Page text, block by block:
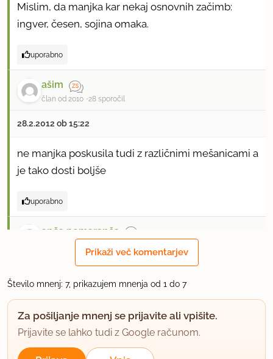
Mislim, da manjka kar nekaj osnovnih začimb:
ingver, česen, sojina omaka.
uporabno
ašim
član od 2010 28 sporočil
28.2.2012 ob 15:22
ne manjka poskusila tudi z različnimi mešanicami a
je tako dosti boljše
uporabno
anča pomaranča
24.7.2012 ob 9:31
danes bi rada naredila te zavitke in me zanima ali
je vredu, če jih dam po tem ko jih zavijem, v skrinjo
zamrzniti?
Prikaži več komentarjev
Število mnenj: 7, prikazujem mnenja od 1 do 7
Za pošiljanje mnenj se prijavite ali vpišite.
Prijavite se lahko tudi z Google računom.